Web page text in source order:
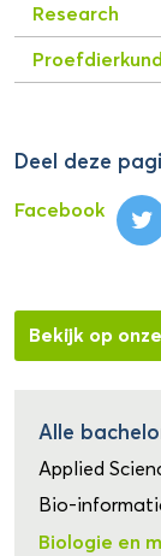
Research
Deel deze
Facebook
Bekijk op
Alle
Applied
Bio-
Biologie en